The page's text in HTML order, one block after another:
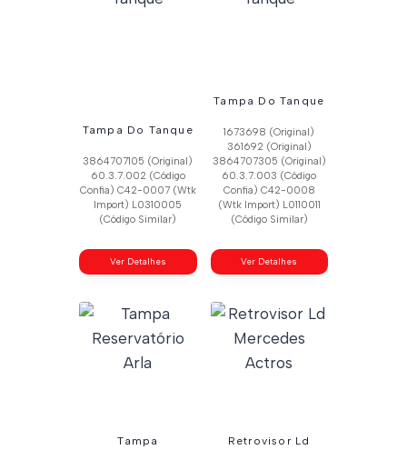
Tampa Do Tanque
3864707105 (Original)
60.3.7.002 (Código
Confia) C42-0007 (Wtk
Import) L0310005
(Código Similar)
Ver Detalhes
Tampa Do Tanque
1673698 (Original)
361692 (Original)
3864707305 (Original)
60.3.7.003 (Código
Confia) C42-0008
(Wtk Import) L0110011
(Código Similar)
Ver Detalhes
Tampa
Retrovisor Ld